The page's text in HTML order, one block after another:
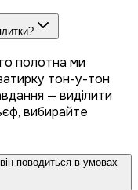
полотна ми
тон-у-тон
— виділити
вибирайте
поводиться в умовах